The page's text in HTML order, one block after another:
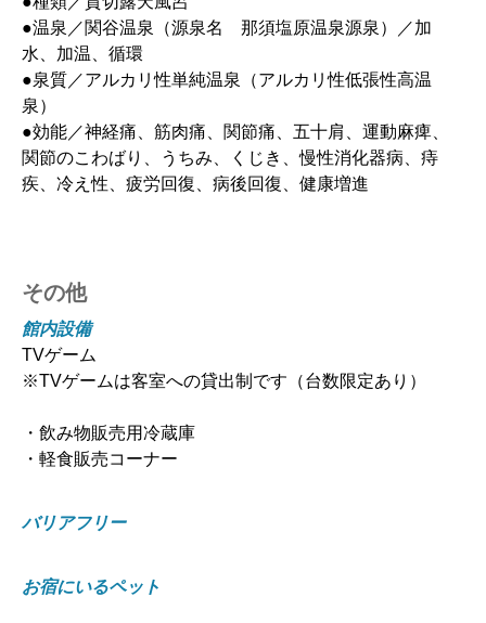
●温泉／関谷温泉（源泉名 那須塩原温泉源泉）／加
水、加温、循環
●泉質／アルカリ性単純温泉（アルカリ性低張性高温
泉）
●効能／神経痛、筋肉痛、関節痛、五十肩、運動麻痺、
関節のこわばり、うちみ、くじき、慢性消化器病、痔
疾、冷え性、疲労回復、病後回復、健康増進
その他
館内設備
TVゲーム
※TVゲームは客室への貸出制です（台数限定あり）
・飲み物販売用冷蔵庫
・軽食販売コーナー
バリアフリー
お宿にいるペット